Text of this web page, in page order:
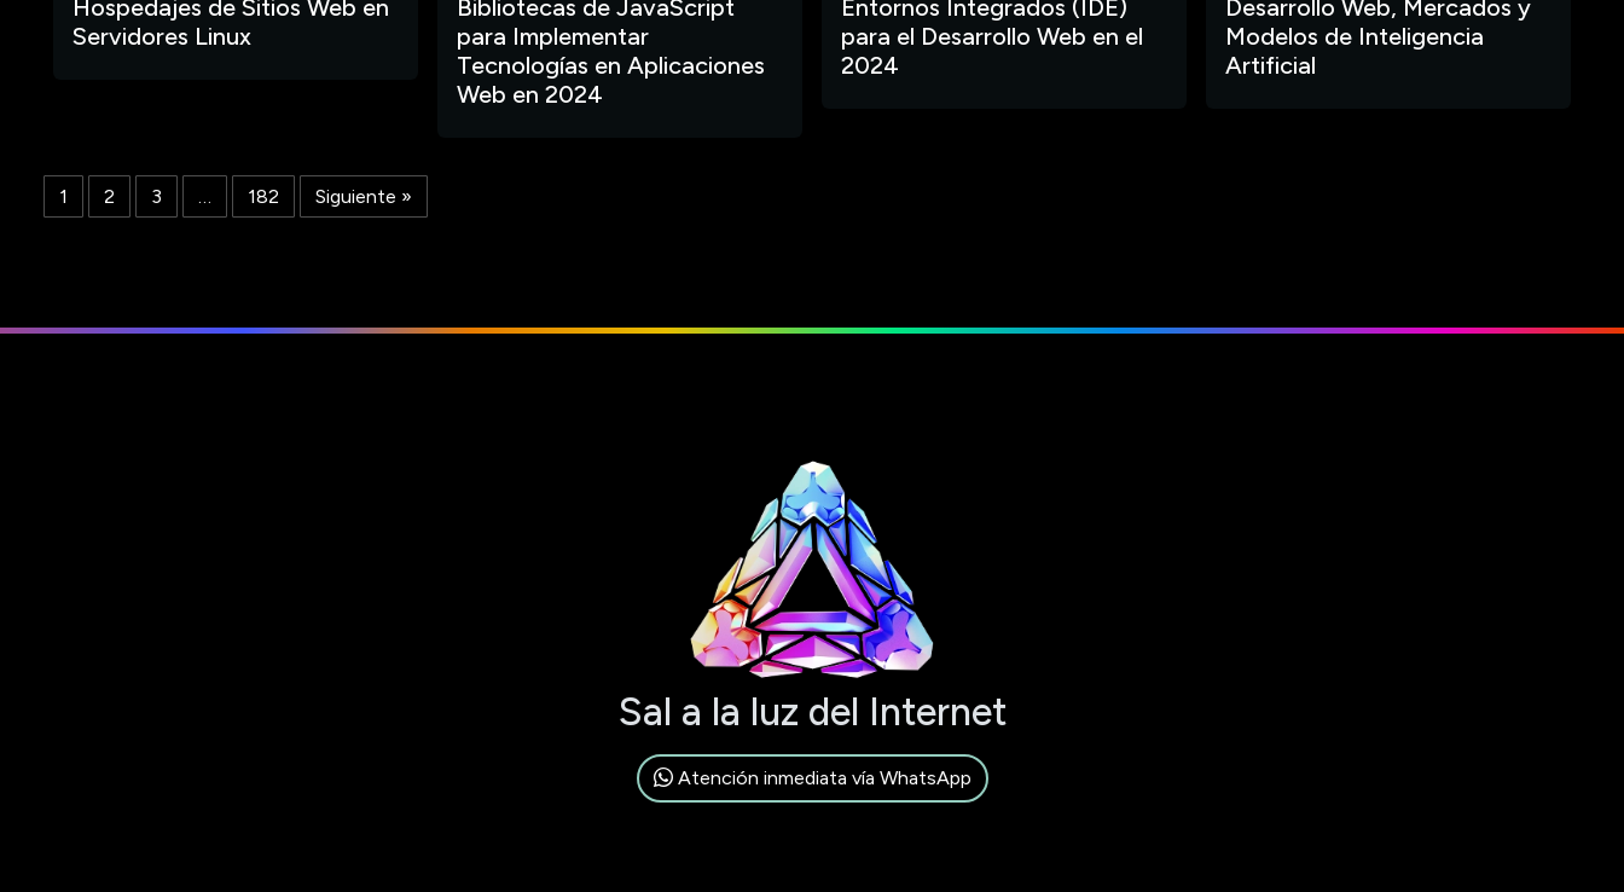
Hospedajes de Sitios Web en
Servidores Linux
Bibliotecas de JavaScript
para Implementar
Tecnologías en Aplicaciones
Web en 2024
Entornos Integrados (IDE)
para el Desarrollo Web en el
2024
Desarrollo Web, Mercados y
Modelos de Inteligencia
Artificial
1 2 3 … 182 Siguiente »
Sal a la luz del Internet
Atención inmediata vía WhatsApp